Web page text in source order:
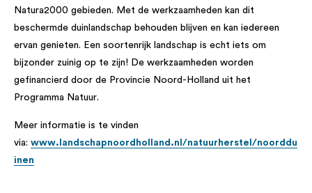
Natura2000 gebieden. Met de werkzaamheden kan dit
beschermde duinlandschap behouden blijven en kan iedereen
ervan genieten. Een soortenrijk landschap is echt iets om
bijzonder zuinig op te zijn! De werkzaamheden worden
gefinancierd door de Provincie Noord-Holland uit het
Programma Natuur.
Meer informatie is te vinden
via: www.landschapnoordholland.nl/natuurherstel/noorddu
inen